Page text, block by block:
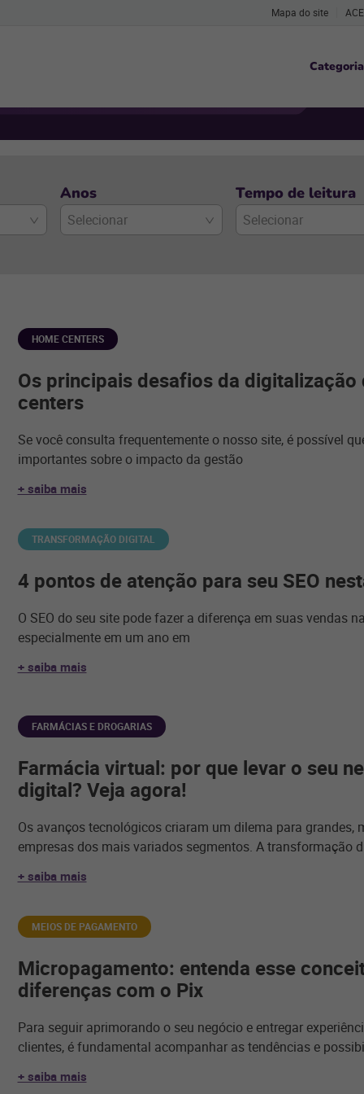
Mapa do site
Anos
Selecionar
Tempo de leitura
Selecionar
HOME CENTERS
Os principais desafios da digitalização
centers
Se você consulta frequentemente o nosso site, é possível
importantes sobre o impacto da gestão
+ saiba mais
TRANSFORMAÇÃO DIGITAL
4 pontos de atenção para seu SEO
O SEO do seu site pode fazer a diferença em suas vendas
especialmente em um ano em
+ saiba mais
FARMÁCIAS E DROGARIAS
Farmácia virtual: por que levar o seu
digital? Veja agora!
Os avanços tecnológicos criaram um dilema para grandes,
empresas dos mais variados segmentos. A transformação
+ saiba mais
MEIOS DE PAGAMENTO
Micropagamento: entenda esse
diferenças com o Pix
Para seguir aprimorando o seu negócio e entregar
clientes, é fundamental acompanhar as tendências e
+ saiba mais